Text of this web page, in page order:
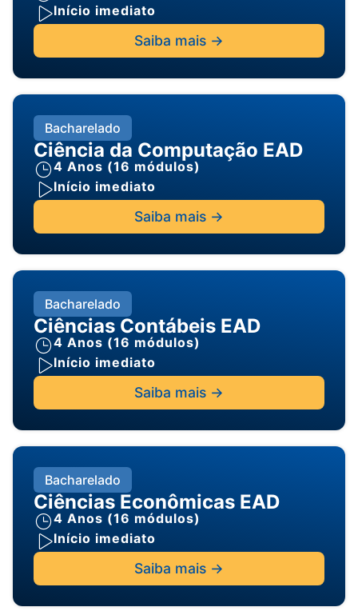
Início imediato
Saiba mais ->
Bacharelado
Ciência da Computação EAD
4 Anos (16 módulos)
Início imediato
Saiba mais ->
Bacharelado
Ciências Contábeis EAD
4 Anos (16 módulos)
Início imediato
Saiba mais ->
Bacharelado
Ciências Econômicas EAD
4 Anos (16 módulos)
Início imediato
Saiba mais ->